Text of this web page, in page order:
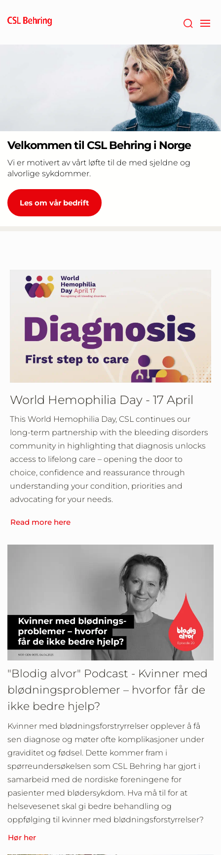
hovedinnholdet
Velkommen til CSL Behring i Norge
Vi er motivert av vårt løfte til de med sjeldne og
alvorlige sykdommer.
Les om vår bedrift
World Hemophilia Day - 17 April
This World Hemophilia Day, CSL continues our
long-term partnership with the bleeding disorders
community in highlighting that diagnosis unlocks
access to lifelong care – opening the door to
choice, confidence and reassurance through
understanding your condition, priorities and
advocating for your needs.
Read more here
"Blodig alvor" Podcast - Kvinner med
blødningsproblemer – hvorfor får de
ikke bedre hjelp?
Kvinner med blødningsforstryrrelser opplever å få
sen diagnose og møter ofte komplikasjoner under
graviditet og fødsel. Dette kommer fram i
spørreundersøkelsen som CSL Behring har gjort i
samarbeid med de nordiske foreningene for
pasienter med blødersykdom. Hva må til for at
helsevesenet skal gi bedre behandling og
oppfølging til kvinner med blødningsforstyrrelser?
Hør her